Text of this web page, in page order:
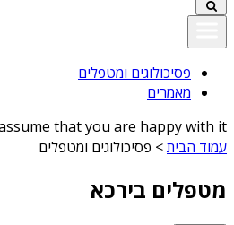
פסיכולוגים ומטפלים
מאמרים
that you are happy with it
עמוד הבית> פסיכולוגים ומטפלים
מטפלים בירכא